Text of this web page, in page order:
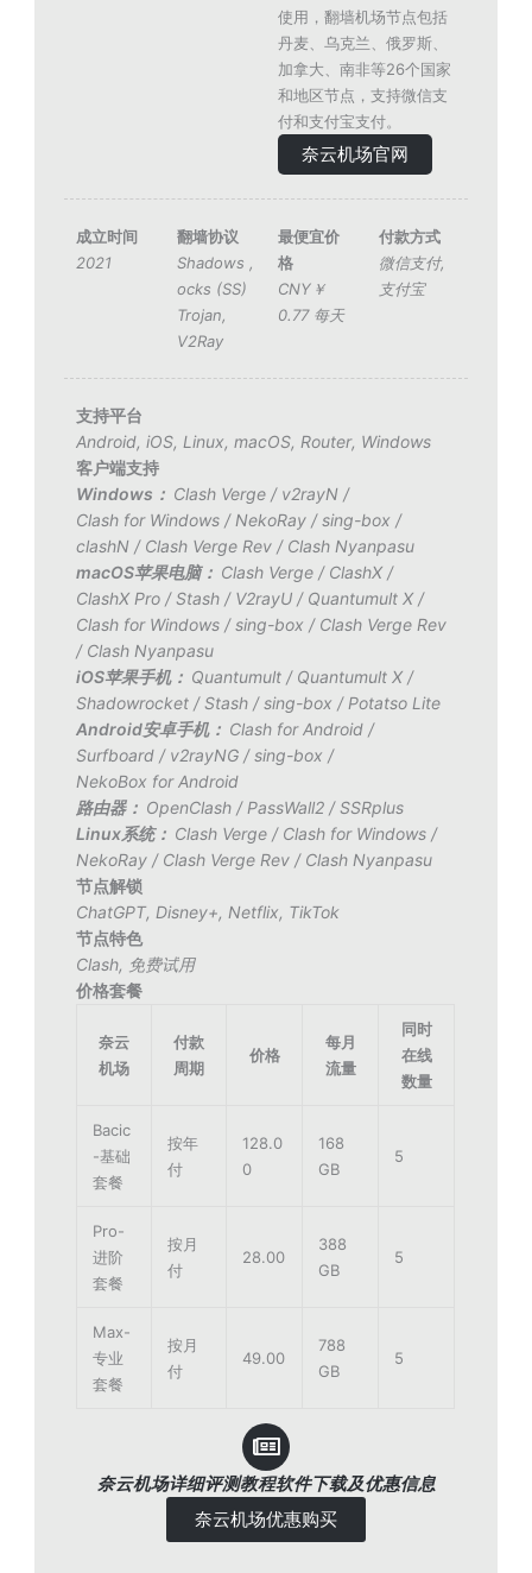
使用，翻墙机场节点包括
丹麦、乌克兰、俄罗斯、
加拿大、南非等26个国家
和地区节点，支持微信支
付和支付宝支付。
奈云机场官网
成立时间
2021
翻墙协议
Shadows
ocks (SS)
,
Trojan,
V2Ray
最便宜价
格
CNY￥
0.77 每天
付款方式
微信支付,
支付宝
支持平台
Android,iOS, Linux,macOS, Router, Windows
客户端支持
Windows： Clash Verge / v2rayN /
Clash for Windows / NekoRay /sing-box /
clashN / Clash Verge Rev / Clash Nyanpasu
macOS苹果电脑： Clash Verge / ClashX /
ClashX Pro /Stash / V2rayU / Quantumult X /
Clash for Windows /sing-box / Clash Verge Rev
/ Clash Nyanpasu
iOS苹果手机： Quantumult / Quantumult X /
Shadowrocket /Stash /sing-box / Potatso Lite
Android安卓手机： Clash for Android /
Surfboard / v2rayNG /sing-box /
NekoBox for Android
路由器： OpenClash / PassWall2 /SSRplus
Linux系统： Clash Verge / Clash for Windows /
NekoRay / Clash Verge Rev / Clash Nyanpasu
节点解锁
ChatGPT, Disney+, Netflix, TikTok
节点特色
Clash, 免费试用
价格套餐
奈云
机场
付款
周期
价格
每月
流量
同时
在线
数量
Bacic
-基础
套餐
按年
付
128.0
0
168
GB
5
Pro-
进阶
套餐
按月
付
28.00
388
GB
5
Max-
专业
套餐
按月
付
49.00
788
GB
5
奈云机场详细评测教程软件下载及优惠信息
奈云机场优惠购买